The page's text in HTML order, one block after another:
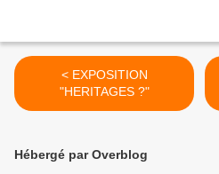
< EXPOSITION
"HERITAGES ?"
Hébergé par Overblog